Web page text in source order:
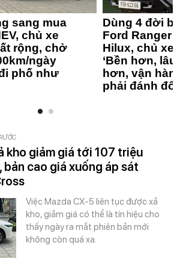
sang mua
chủ xe
rộng, chở
ngày
phố như
Dùng 4 đời
Ford Ranger
Hilux, chủ xe
‘Bền hơn,
hơn, vận
phải đánh
kho giảm giá tới 107 triệu
cao giá xuống áp sát
Việc Mazda CX-5 liên tục được xả
kho, giảm giá có thể là tín hiệu cho
thấy ngày ra mắt phiên bản mới
không còn quá xa.